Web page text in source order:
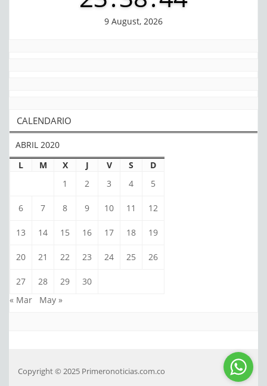
9 August, 2026
CALENDARIO
ABRIL 2020
L
M X J V S
D
1
2 3 4 5
6 7 8 9 10 11 12
13 14 15 16 17 18 19
20 21 22 23 24 25 26
27 28 29
30
« Mar
May »
Copyright © 2025 Primeronoticias.com.co